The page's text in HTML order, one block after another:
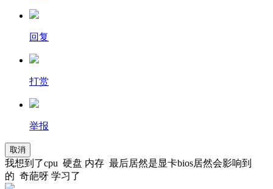
回复
打赏
举报
取消
我想到了cpu 硬盘 内存 最后居然是显卡bios居然会影响到
的 奇葩呀 学习了